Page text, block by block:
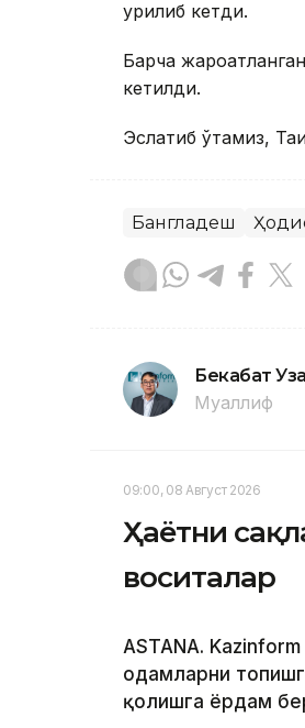
урилиб кетди.
Барча
кетилди.
Эслатиб ўтамиз,
Бангладеш
Бекабат
Муаллиф
09:00, 08 Август 2026
Ҳаётни
воситалар
ASTANA.
одамларни
қолишга ёрдам